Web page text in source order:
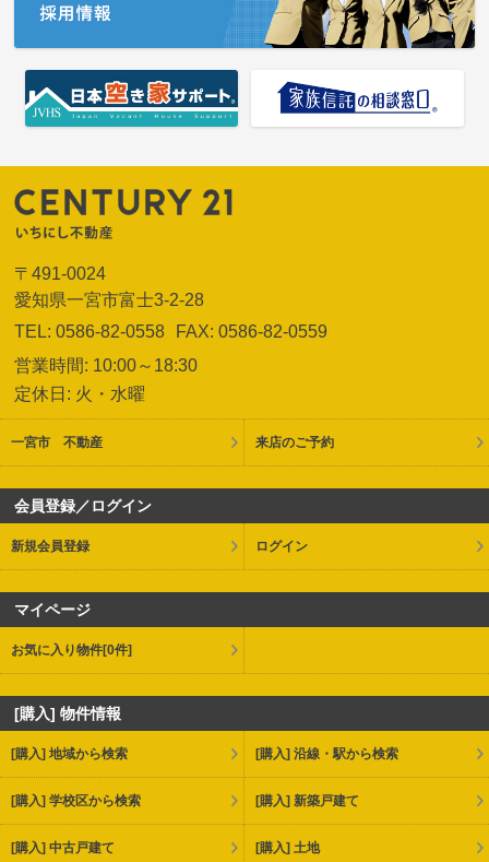
〒491-0024
愛知県一宮市富士3-2-28
TEL: 0586-82-0558
FAX: 0586-82-0559
営業時間: 10:00～18:30
定休日: 火・水曜
一宮市 不動産 来店のご予約
会員登録／ログイン
新規会員登録 ログイン
マイページ
お気に入り物件[0件]
[購入] 物件情報
[購入] 地域から検索 [購入] 沿線・駅から検索
[購入] 学校区から検索 [購入] 新築戸建て
[購入] 中古戸建て [購入] 土地